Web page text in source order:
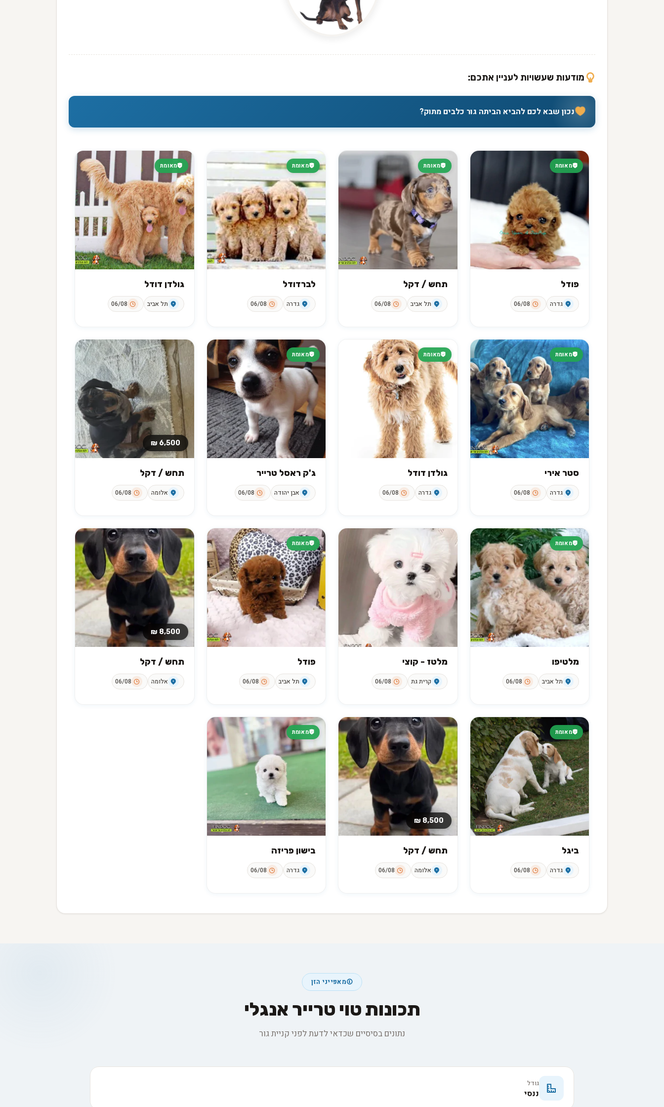
מודעות שעשויות לעניין אתכם:
נכון שבא לכם להביא הביתה גור כלבים מתוק?
מאומת
פודל
גדרה 06/08
מאומת
תחש / דקל
תל אביב 06/08
מאומת
לברדודל
גדרה 06/08
מאומת
גולדן דודל
תל אביב 06/08
מאומת
סטר אירי
גדרה 06/08
מאומת
גולדן דודל
גדרה 06/08
מאומת
ג'ק ראסל טרייר
אבן יהודה 06/08
6,500 ₪
תחש / דקל
אלומה 06/08
מאומת
מלטיפו
תל אביב 06/08
מלטז - קוצי
קרית גת 06/08
מאומת
פודל
תל אביב 06/08
8,500 ₪
תחש / דקל
אלומה 06/08
מאומת
ביגל
גדרה 06/08
8,500 ₪
תחש / דקל
אלומה 06/08
מאומת
בישון פריזה
גדרה 06/08
מאפייני הזן
תכונות טוי טרייר אנגלי
נתונים בסיסיים שכדאי לדעת לפני קניית גור
גודל
ננסי